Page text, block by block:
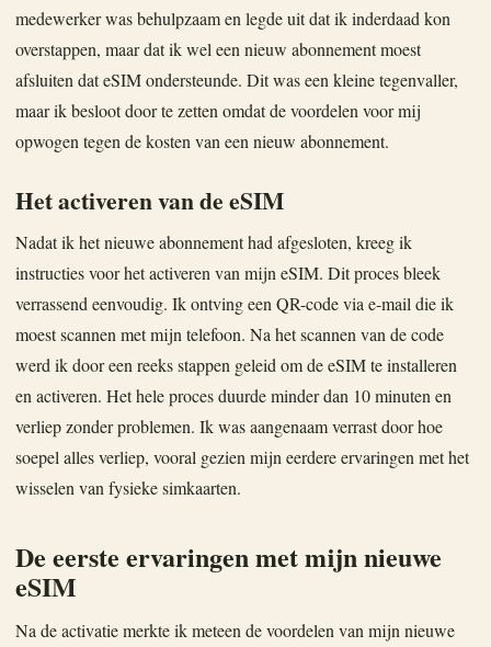
medewerker was behulpzaam en legde uit dat ik inderdaad kon
overstappen, maar dat ik wel een nieuw abonnement moest
afsluiten dat eSIM ondersteunde. Dit was een kleine tegenvaller,
maar ik besloot door te zetten omdat de voordelen voor mij
opwogen tegen de kosten van een nieuw abonnement.
Het activeren van de eSIM
Nadat ik het nieuwe abonnement had afgesloten, kreeg ik
instructies voor het activeren van mijn eSIM. Dit proces bleek
verrassend eenvoudig. Ik ontving een QR-code via e-mail die ik
moest scannen met mijn telefoon. Na het scannen van de code
werd ik door een reeks stappen geleid om de eSIM te installeren
en activeren. Het hele proces duurde minder dan 10 minuten en
verliep zonder problemen. Ik was aangenaam verrast door hoe
soepel alles verliep, vooral gezien mijn eerdere ervaringen met het
wisselen van fysieke simkaarten.
De eerste ervaringen met mijn nieuwe
eSIM
Na de activatie merkte ik meteen de voordelen van mijn nieuwe